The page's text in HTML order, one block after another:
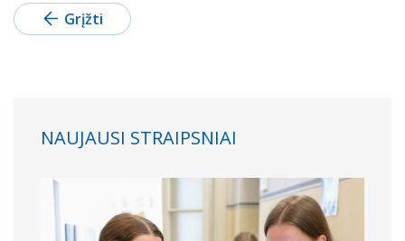
Grįžti
NAUJAUSI STRAIPSNIAI